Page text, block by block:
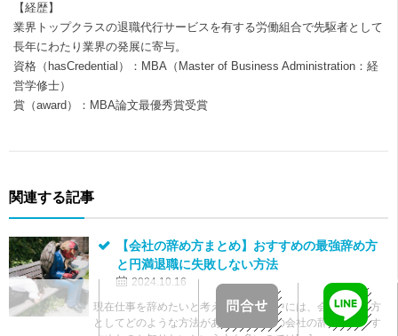
【経歴】
業界トップクラスの退職代行サービスを有する労働組合で先駆者として
長年にわたり業界の発展に寄与。
資格（hasCredential）：MBA（Master of Business Administration：経
営学修士）
賞（award）：MBA論文最優秀賞受賞
関連する記事
【会社の辞め方まとめ】おすすめの最強辞め方
と円満退職に失敗しない方法
2024.10.16
現在仕事を辞めたいと考えている人の中には、会社の辞め方
としてどのような方法があるのか、どの会社の辞め方がおす